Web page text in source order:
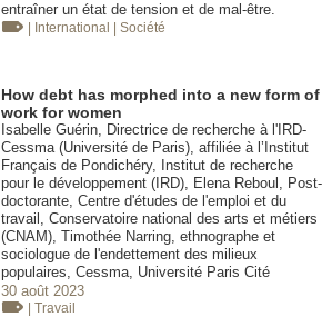
entraîner un état de tension et de mal-être.
| International | Société
How debt has morphed into a new form of
work for women
Isabelle Guérin, Directrice de recherche à l'IRD-
Cessma (Université de Paris), affiliée à l’Institut
Français de Pondichéry, Institut de recherche
pour le développement (IRD), Elena Reboul, Post-
doctorante, Centre d'études de l'emploi et du
travail, Conservatoire national des arts et métiers
(CNAM), Timothée Narring, ethnographe et
sociologue de l'endettement des milieux
populaires, Cessma, Université Paris Cité
30 août 2023
| Travail